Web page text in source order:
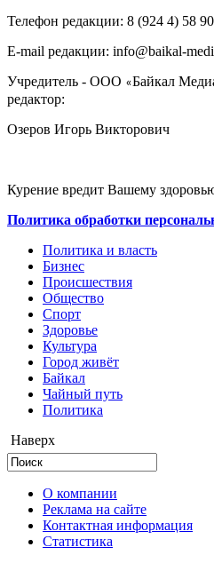
Телефон редакции: ‎‎8 (924 4) 58
E-mail редакции: info@baikal-
Учредитель - ООО «Байкал
редактор:
Озеров Игорь Викторович
Курение вредит Вашему
Политика обработки
Политика и власть
Бизнес
Происшествия
Общество
Cпорт
Здоровье
Культура
Город живёт
Байкал
Чайный путь
Политика
Наверх
О компании
Реклама на сайте
Контактная информация
Статистика